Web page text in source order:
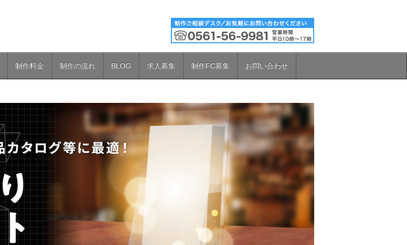
制作料金 制作の流れ BLOG 求人募集 制作FC募集 お問い合わせ